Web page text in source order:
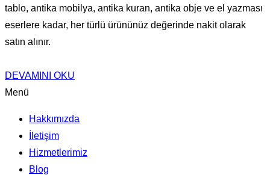
tablo, antika mobilya, antika kuran, antika obje ve el yazması
eserlere kadar, her türlü ürününüz değerinde nakit olarak
satın alınır.
DEVAMINI OKU
Menü
Hakkımızda
İletişim
Hizmetlerimiz
Blog